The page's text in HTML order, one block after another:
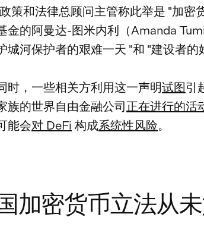
策和法律总顾问主管称此举是 "加密
金的阿曼达-图米内利（Amanda
城河保护者的艰难一天 "和 "建设者的
时，一些相关方利用这一声明试图引
族的世界自由金融公司正在进行的活
能会对 DeFi 构成系统性风险。
加密货币立法从